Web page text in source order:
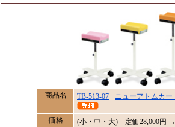
商品名 TB-513-07 ニューアトムカ
価格 (小・中・大) 定価28,000円 →